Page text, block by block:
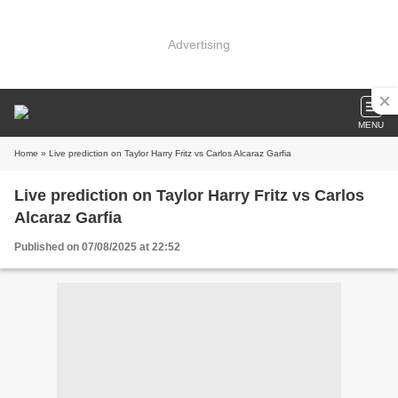
Advertising
MENU
Home » Live prediction on Taylor Harry Fritz vs Carlos Alcaraz Garfia
Live prediction on Taylor Harry Fritz vs Carlos
Alcaraz Garfia
Published on 07/08/2025 at 22:52